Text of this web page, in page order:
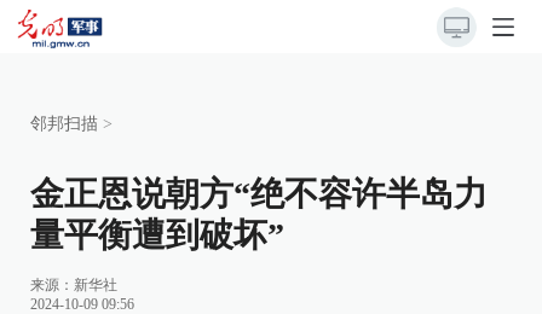
邻邦扫描 >
金正恩说朝方“绝不容许半岛力
量平衡遭到破坏”
来源： 新华社
2024-10-09 09:56